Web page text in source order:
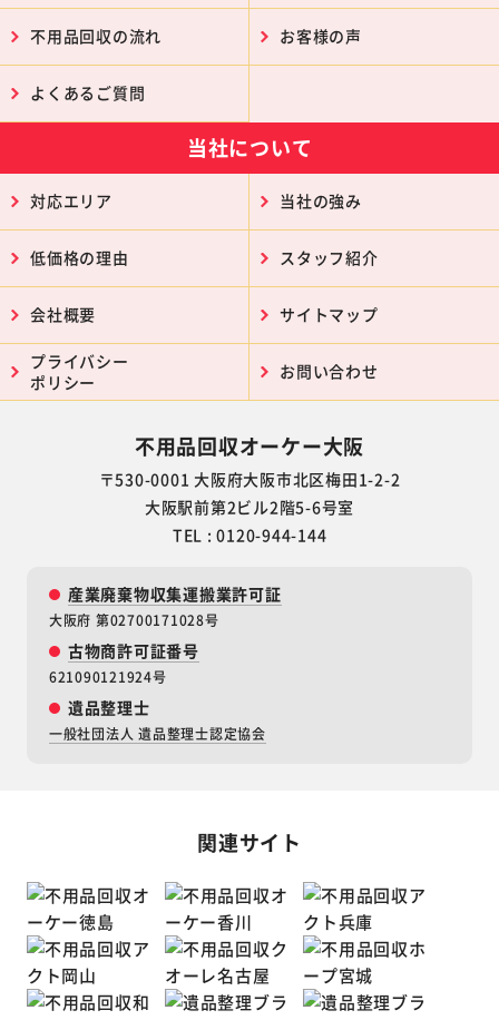
不用品回収の流れ お客様の声
よくあるご質問
当社について
対応エリア 当社の強み
低価格の理由 スタッフ紹介
会社概要 サイトマップ
プライバシー
ポリシー
お問い合わせ
不用品回収オーケー大阪
〒530-0001 大阪府大阪市北区梅田1-2-2
大阪駅前第2ビル2階5-6号室
TEL : 0120-944-144
産業廃棄物収集運搬業許可証
大阪府 第02700171028号
古物商許可証番号
621090121924号
遺品整理士
一般社団法人 遺品整理士認定協会
関連サイト